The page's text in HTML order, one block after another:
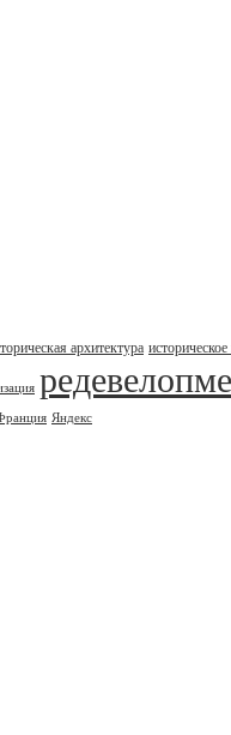
архитектура
Яндекс